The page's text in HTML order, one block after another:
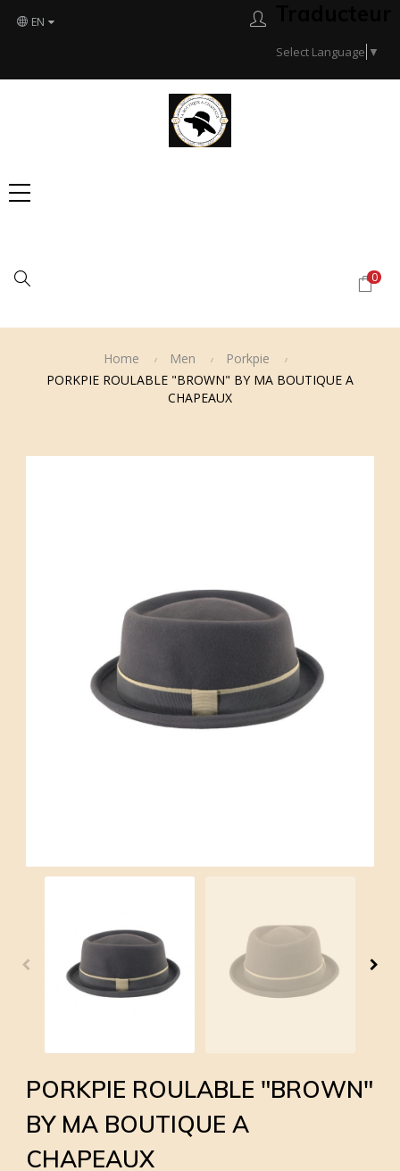
EN
Select Language ▼
0
Search
Home Men
Porkpie
PORKPIE ROULABLE "BROWN" BY MA BOUTIQUE A
CHAPEAUX
PORKPIE ROULABLE "BROWN"
BY MA BOUTIQUE A
CHAPEAUX